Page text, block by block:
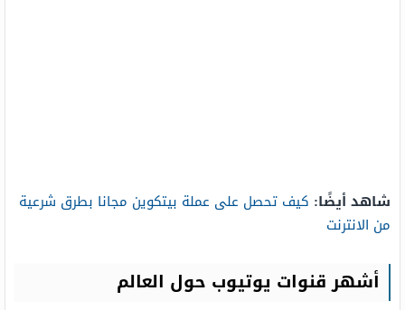
شاهد أيضًا: كيف تحصل على عملة بيتكوين مجانا بطرق شرعية
من الانترنت
أشهر قنوات يوتيوب حول العالم